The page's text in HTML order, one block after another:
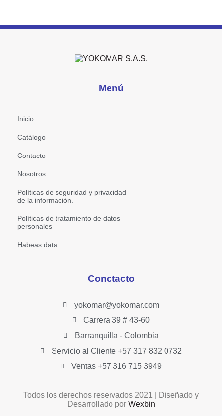
Menú
Inicio
Catálogo
Contacto
Nosotros
Políticas de seguridad y privacidad
de la información.
Políticas de tratamiento de datos
personales
Habeas data
Conctacto
yokomar@yokomar.com
Carrera 39 # 43-60
Barranquilla - Colombia
Servicio al Cliente +57 317 832 0732
Ventas +57 316 715 3949
Todos los derechos reservados 2021 | Diseñado y
Desarrollado por Wexbin